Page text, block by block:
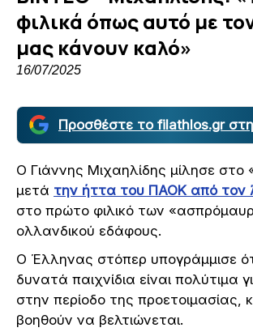
φιλικά όπως αυτό με
μας κάνουν καλό»
16/07/2025
Προσθέστε το filathlos.gr
Ο Γιάννης Μιχαηλίδης μίλησε στο
μετά την ήττα του ΠΑΟΚ από τον
στο πρώτο φιλικό των
ολλανδικού εδάφους.
Ο Έλληνας στόπερ υπογράμμισε
δυνατά παιχνίδια είναι πολύτιμα
στην περίοδο της προετοιμασίας,
βοηθούν να βελτιώνεται.